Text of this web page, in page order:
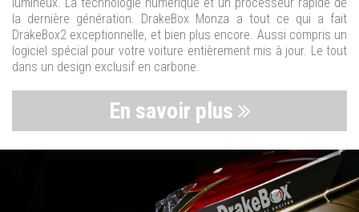
la dernière génération. DrakeBox Monza a tout ce qui a fait
DrakeBox2 exceptionnelle, et bien plus encore. Aussi compris un
logiciel spécial pour votre voiture entièrement mis à jour. Le tout
dans un design exclusif en carbone.
En savoir plus